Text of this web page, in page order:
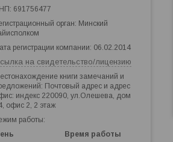
691756477
орган: Минский
регистрации компании: 06.02.2014
на свидетельство/лицензию
книги замечаний и
Почтовый адрес и адрес
индекс 220090, ул.Олешева, дом
офис 2, 2 этаж
работы:
Время работы